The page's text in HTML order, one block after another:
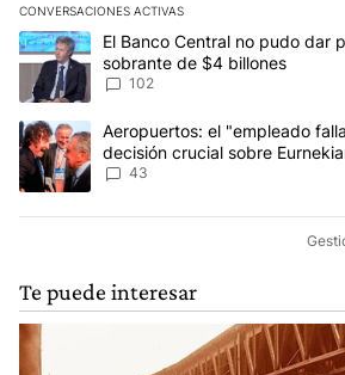
CONVERSACIONES ACTIVAS
Este listado muestra los artículos con
Un artículo de tendencia con el título "El
El Banco Central no pudo dar
sobrante de $4 billones
102
Un artículo de tendencia con el título
Aeropuertos: el "empleado
decisión crucial sobre
43